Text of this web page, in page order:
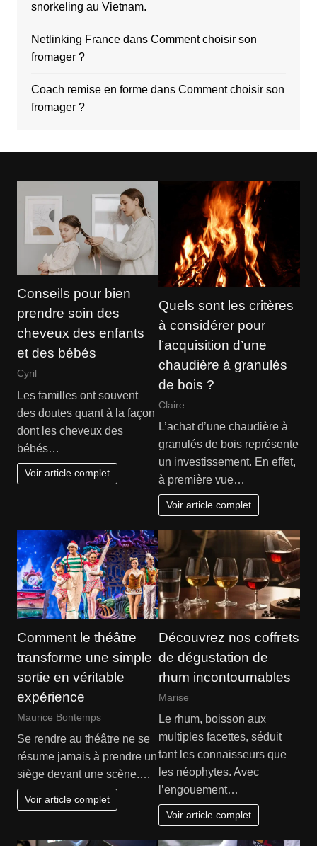
snorkeling au Vietnam.
Netlinking Francedans Comment choisir son
fromager ?
Coach remise en formedans Comment choisir son
fromager ?
Conseils pour bien
prendre soin des
cheveux des enfants
et des bébés
Cyril
Les familles ont souvent
des doutes quant à la façon
dont les cheveux des
bébés…
Voir article complet
Quels sont les critères
à considérer pour
l’acquisition d’une
chaudière à granulés
de bois ?
Claire
L’achat d’une chaudière à
granulés de bois représente
un investissement. En effet,
à première vue…
Voir article complet
Comment le théâtre
transforme une simple
sortie en véritable
expérience
Maurice Bontemps
Se rendre au théâtre ne se
résume jamais à prendre un
siège devant une scène.…
Voir article complet
Découvrez nos coffrets
de dégustation de
rhum incontournables
Marise
Le rhum, boisson aux
multiples facettes, séduit
tant les connaisseurs que
les néophytes. Avec
l’engouement…
Voir article complet